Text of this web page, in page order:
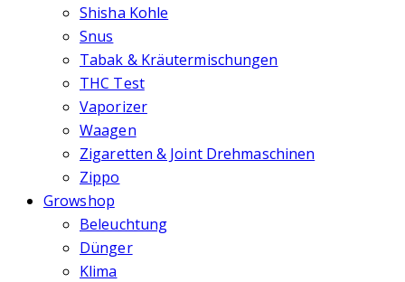
Shisha Kohle
Snus
Tabak & Kräutermischungen
THC Test
Vaporizer
Waagen
Zigaretten & Joint Drehmaschinen
Zippo
Growshop
Beleuchtung
Dünger
Klima